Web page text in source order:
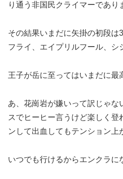
り通う非国民クライマーであり
その結果いまだに矢掛の初段は
フライ、エイプリルフール、シ
王子が岳に至ってはいまだに最
あ、花崗岩が嫌いって訳じゃな
スでヒーヒー言うけど楽しく
ンして出血してもテンション上
いつでも行けるからエンクラに